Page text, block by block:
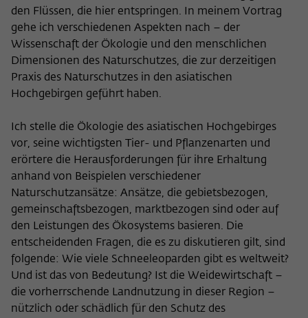
den Flüssen, die hier entspringen. In meinem Vortrag
gehe ich verschiedenen Aspekten nach – der
Wissenschaft der Ökologie und den menschlichen
Dimensionen des Naturschutzes, die zur derzeitigen
Praxis des Naturschutzes in den asiatischen
Hochgebirgen geführt haben.
Ich stelle die Ökologie des asiatischen Hochgebirges
vor, seine wichtigsten Tier- und Pflanzenarten und
erörtere die Herausforderungen für ihre Erhaltung
anhand von Beispielen verschiedener
Naturschutzansätze: Ansätze, die gebietsbezogen,
gemeinschaftsbezogen, marktbezogen sind oder auf
den Leistungen des Ökosystems basieren. Die
entscheidenden Fragen, die es zu diskutieren gilt, sind
folgende: Wie viele Schneeleoparden gibt es weltweit?
Und ist das von Bedeutung? Ist die Weidewirtschaft –
die vorherrschende Landnutzung in dieser Region –
nützlich oder schädlich für den Schutz des